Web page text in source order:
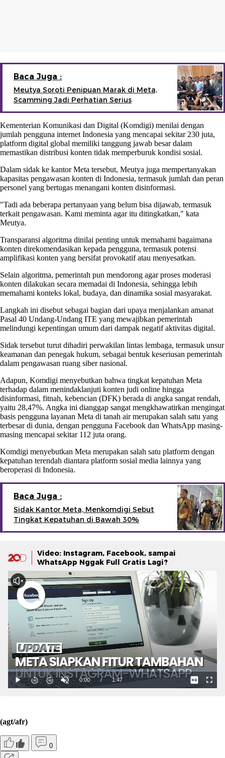
Baca Juga :
Meutya Soroti Penipuan Marak di Meta,
Scamming Jadi Perhatian Serius
Kementerian Komunikasi dan Digital (Komdigi) menilai dengan
jumlah pengguna internet Indonesia yang mencapai sekitar 230 juta,
platform digital global memiliki tanggung jawab besar dalam
memastikan distribusi konten tidak memperburuk kondisi sosial.
Dalam sidak ke kantor Meta tersebut, Meutya juga mempertanyakan
kapasitas pengawasan konten di Indonesia, termasuk jumlah dan peran
personel yang bertugas menangani konten disinformasi.
"Tadi ada beberapa pertanyaan yang belum bisa dijawab, termasuk
terkait pengawasan. Kami meminta agar itu ditingkatkan," kata
Meutya.
Transparansi algoritma dinilai penting untuk memahami bagaimana
konten direkomendasikan kepada pengguna, termasuk potensi
amplifikasi konten yang bersifat provokatif atau menyesatkan.
Selain algoritma, pemerintah pun mendorong agar proses moderasi
konten dilakukan secara memadai di Indonesia, sehingga lebih
memahami konteks lokal, budaya, dan dinamika sosial masyarakat.
Langkah ini disebut sebagai bagian dari upaya menjalankan amanat
Pasal 40 Undang-Undang ITE yang mewajibkan pemerintah
melindungi kepentingan umum dari dampak negatif aktivitas digital.
Sidak tersebut turut dihadiri perwakilan lintas lembaga, termasuk unsur
keamanan dan penegak hukum, sebagai bentuk keseriusan pemerintah
dalam pengawasan ruang siber nasional.
Adapun, Komdigi menyebutkan bahwa tingkat kepatuhan Meta
terhadap dalam menindaklanjuti konten judi online hingga
disinformasi, fitnah, kebencian (DFK) berada di angka sangat rendah,
yaitu 28,47%. Angka ini dianggap sangat mengkhawatirkan mengingat
basis pengguna layanan Meta di tanah air merupakan salah satu yang
terbesar di dunia, dengan pengguna Facebook dan WhatsApp masing-
masing mencapai sekitar 112 juta orang.
Komdigi menyebutkan Meta merupakan salah satu platform dengan
kepatuhan terendah diantara platform sosial media lainnya yang
beroperasi di Indonesia.
Baca Juga :
Sidak Kantor Meta, Menkomdigi Sebut
Tingkat Kepatuhan di Bawah 30%
Video: Instagram, Facebook, sampai
WhatsApp Nggak Full Gratis Lagi?
(agt/afr)
0